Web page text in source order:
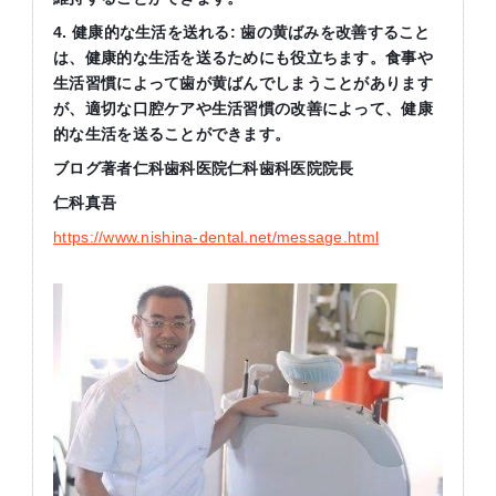
4. 健康的な生活を送れる:歯の黄ばみを改善すること
は、健康的な生活を送るためにも役立ちます。食事や
生活習慣によって歯が黄ばんでしまうことがあります
が、適切な口腔ケアや生活習慣の改善によって、健康
的な生活を送ることができます。
ブログ著者仁科歯科医院仁科歯科医院院長
仁科真吾
https://www.nishina-dental.net/message.html